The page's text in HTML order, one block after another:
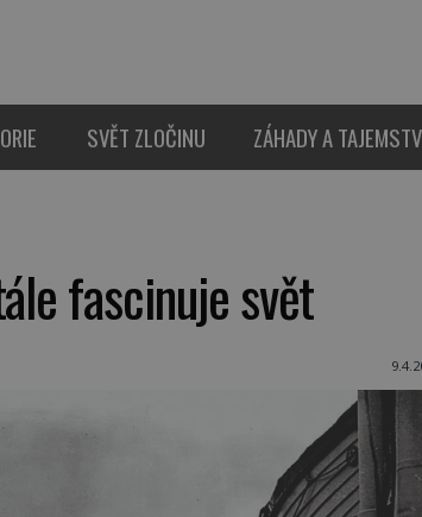
SVĚT ZLOČINU ZÁHADY A
fascinuje svět